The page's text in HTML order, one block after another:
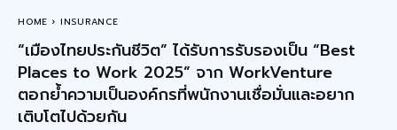
HOME INSURANCE
“เมืองไทยประกันชีวิต” ได้รับการรับรองเป็น “Best
Places to Work 2025” จาก WorkVenture
ตอกย้ำความเป็นองค์กรที่พนักงานเชื่อมั่นและอยาก
เติบโตไปด้วยกัน